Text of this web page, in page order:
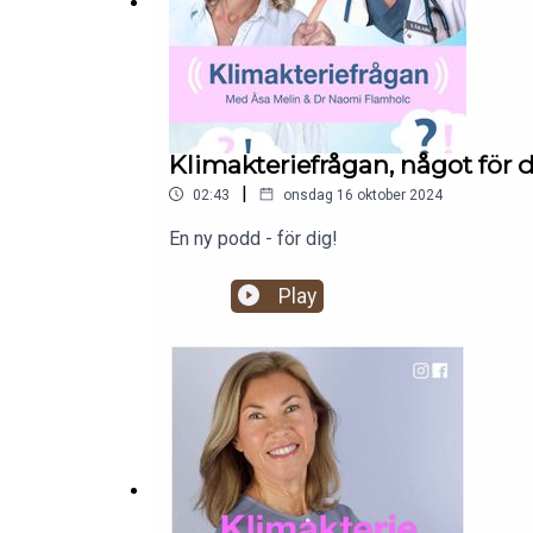
Klimakteriefrågan, något för
02:43 | onsdag 16 oktober 2024
En ny podd - för dig!
Play